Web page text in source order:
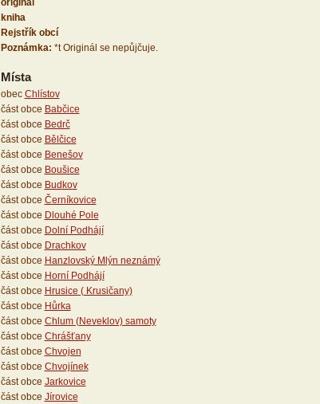
originál
kniha
Rejstřík obcí
Poznámka: *t Originál se nepůjčuje.
Místa
obec Chlístov
část obce Babčice
část obce Bedrč
část obce Bělčice
část obce Benešov
část obce Boušice
část obce Budkov
část obce Černíkovice
část obce Dlouhé Pole
část obce Dolní Podhájí
část obce Drachkov
část obce Hanzlovský Mlýn neznámý
část obce Horní Podhájí
část obce Hrusice ( Krusičany)
část obce Hůrka
část obce Chlum (Neveklov) samoty
část obce Chrášťany
část obce Chvojen
část obce Chvojínek
část obce Jarkovice
část obce Jírovice